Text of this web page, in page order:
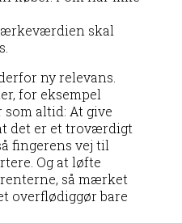
skal
ny relevans.
for eksempel
altid: At give
det er et troværdigt
fingerens vej til
Og at løfte
så mærket
overflødiggør bare